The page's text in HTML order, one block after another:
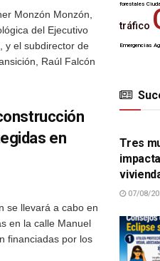
Monzón Monzón,
del Ejecutivo
y el subdirector de
Raúl Falcón
en
se llevará a cabo en
en la calle Manuel
financiadas por los
forestales
tráfico
Emergencias
Tres
07/08/